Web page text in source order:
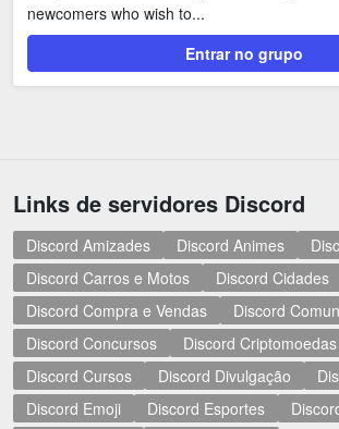
newcomers who wish to...
Entrar no grupo
Links de servidores Discord
Discord Amizades Discord Animes
Discord Carros e Motos
Discord Cidades
Discord Compra e Vendas
Discord
Discord Concursos
Discord Criptomoedas
Discord Cursos
Discord Divulgação
Discord Emoji
Discord Esportes